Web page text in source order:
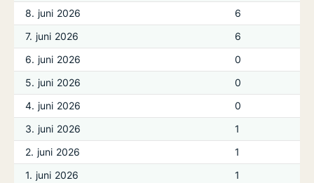
8. juni 2026
6
7. juni 2026
6
6. juni 2026
0
5. juni 2026
0
4. juni 2026
0
3. juni 2026
1
2. juni 2026
1
1. juni 2026
1